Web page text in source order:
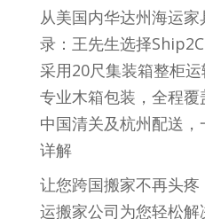
从美国内华达州海运
录：王先生选择
采用20尺集装箱整柜
专业木箱包装，全程覆
中国清关及杭州配送
详解
让您跨国搬家不再头
运搬家公司为您轻松